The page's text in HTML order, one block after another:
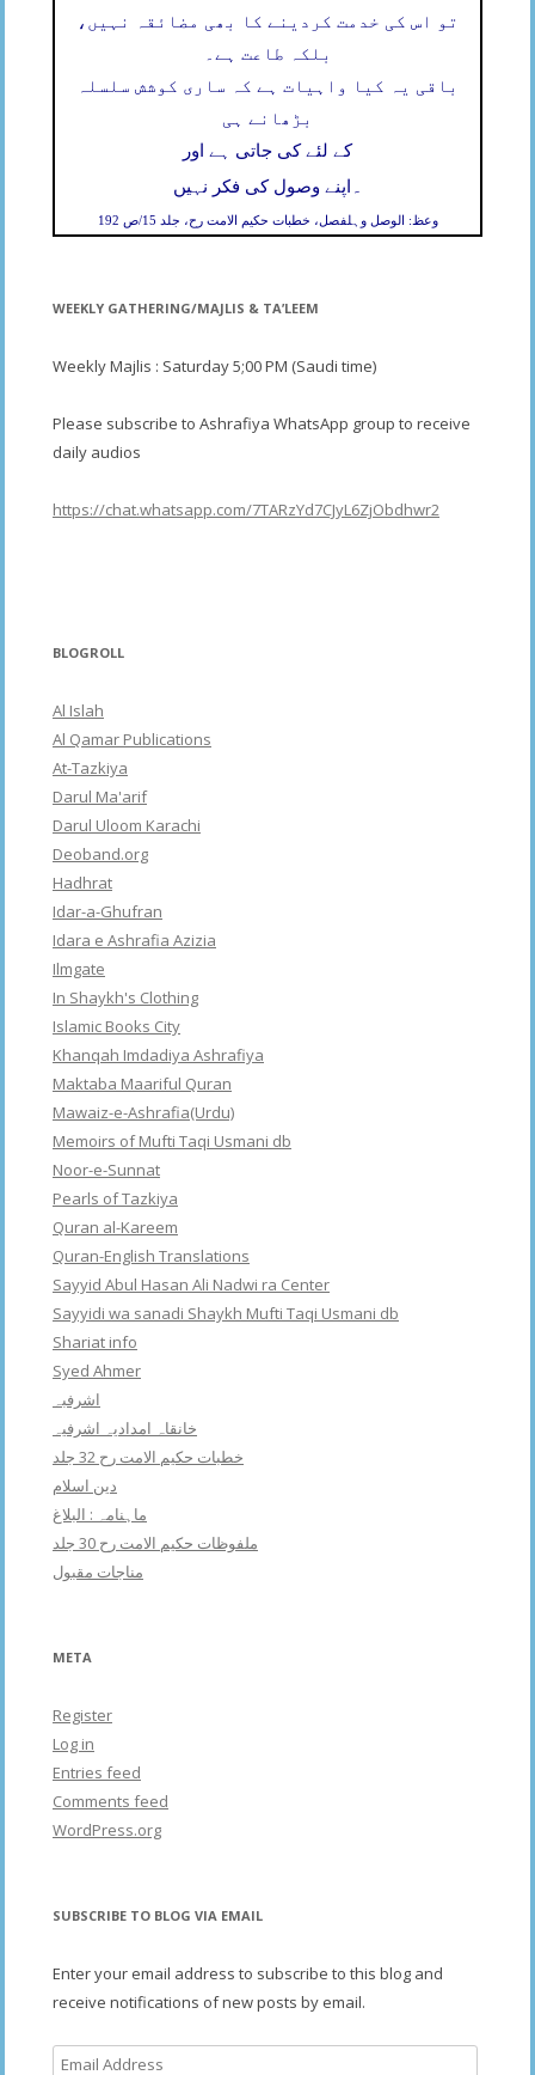
تو اس کی خدمت کردینے کا بھی مضائقہ نہیں،
بلکہ طاعت ہے۔
باقی یہ کیا واہیات ہے کہ ساری کوشش سلسلہ
بڑھانے ہی
کے لئے کی جاتی ہے اور
اپنے وصول کی فکر نہیں
وعظ: الوصل وہلفصل، خطبات حکیم الامت رح، جلد 15/ص 192
WEEKLY GATHERING/MAJLIS & TA’LEEM
Weekly Majlis : Saturday 5;00 PM (Saudi time)
Please subscribe to Ashrafiya WhatsApp group to receive
daily audios
https://chat.whatsapp.com/7TARzYd7CJyL6ZjObdhwr2
BLOGROLL
Al Islah
Al Qamar Publications
At-Tazkiya
Darul Ma'arif
Darul Uloom Karachi
Deoband.org
Hadhrat
Idar-a-Ghufran
Idara e Ashrafia Azizia
Ilmgate
In Shaykh's Clothing
Islamic Books City
Khanqah Imdadiya Ashrafiya
Maktaba Maariful Quran
Mawaiz-e-Ashrafia(Urdu)
Memoirs of Mufti Taqi Usmani db
Noor-e-Sunnat
Pearls of Tazkiya
Quran al-Kareem
Quran-English Translations
Sayyid Abul Hasan Ali Nadwi ra Center
Sayyidi wa sanadi Shaykh Mufti Taqi Usmani db
Shariat info
Syed Ahmer
اشرفبہ
خانقاہ امدادیہ اشرفیہ
خطبات حکیم الامت رح 32 جلد
دین اسلام
ماہنامہ : البلاغ
ملفوظات حکیم الامت رح 30 جلد
مناجات مقبول
META
Register
Log in
Entries feed
Comments feed
WordPress.org
SUBSCRIBE TO BLOG VIA EMAIL
Enter your email address to subscribe to this blog and
receive notifications of new posts by email.
Email